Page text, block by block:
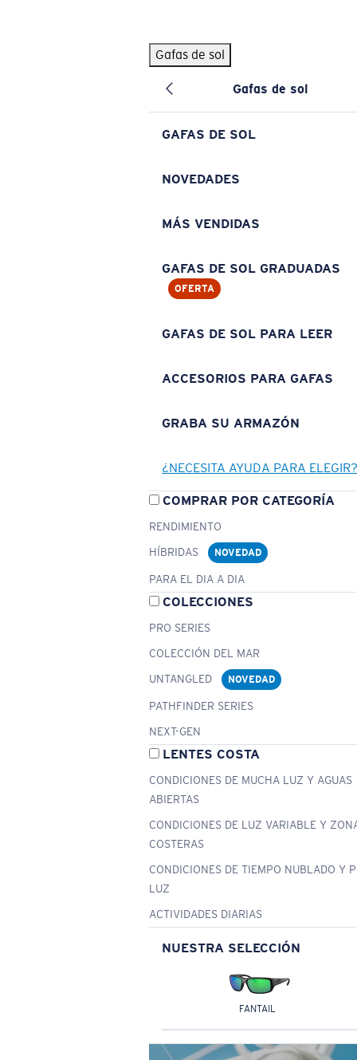
Gafas de sol
Gafas de sol
GAFAS DE SOL
NOVEDADES
MÁS VENDIDAS
GAFAS DE SOL GRADUADAS
OFERTA
GAFAS DE SOL PARA LEER
ACCESORIOS PARA GAFAS
GRABA SU ARMAZÓN
¿NECESITA AYUDA PARA ELEGIR?
COMPRAR POR CATEGORÍA
RENDIMIENTO
HÍBRIDAS
NOVEDAD
PARA EL DIA A DIA
COLECCIONES
PRO SERIES
COLECCIÓN DEL MAR
UNTANGLED
NOVEDAD
PATHFINDER SERIES
NEXT-GEN
LENTES COSTA
CONDICIONES DE MUCHA LUZ Y AGUAS
ABIERTAS
CONDICIONES DE LUZ VARIABLE Y
COSTERAS
CONDICIONES DE TIEMPO NUBLADO Y
LUZ
ACTIVIDADES DIARIAS
NUESTRA SELECCIÓN
FANTAIL
BÚSQUEDAS POPULARES
Pilothouse PRO Limited Edition Pack Exclusivo
Gafas de sol personalizadas
Los más vendidos de gafas de sol